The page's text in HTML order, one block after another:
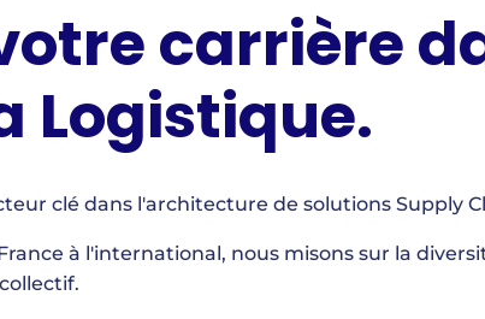
carrière
Logistique.
clé dans l'architecture de solutions Supply
à l'international, nous misons sur la